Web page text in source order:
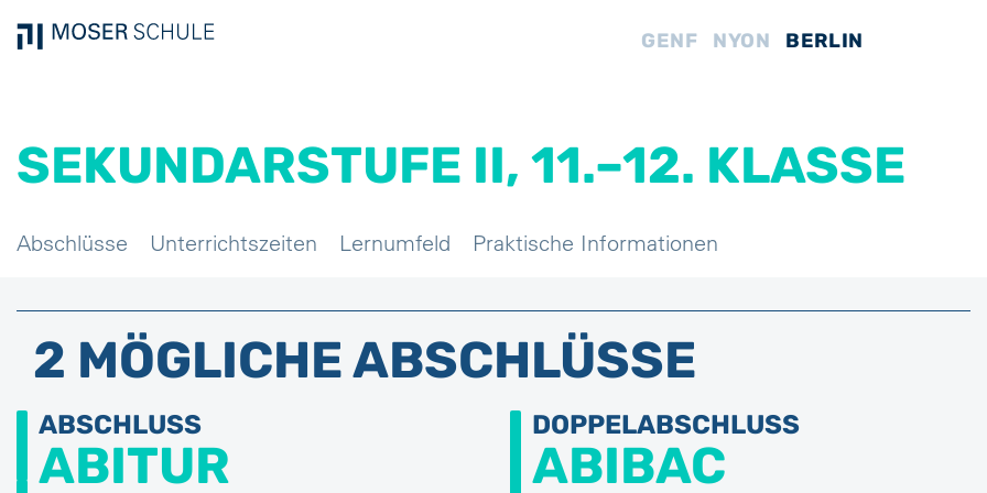
GENF NYON BERLIN
SEKUNDARSTUFE II, 11.–12. KLASSE
Abschlüsse Unterrichtszeiten Lernumfeld Praktische Informationen
2 MÖGLICHE ABSCHLÜSSE
ABSCHLUSS
ABITUR
DOPPELABSCHLUSS
ABIBAC